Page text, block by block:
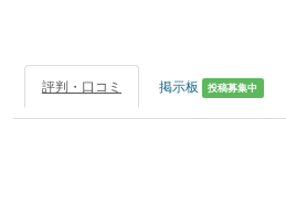
評判・口コミ 掲示板 投稿募集中